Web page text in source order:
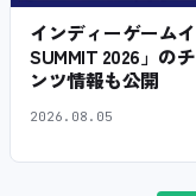
インディーゲーム
SUMMIT 2026」の
ンツ情報も公開
2026.08.05